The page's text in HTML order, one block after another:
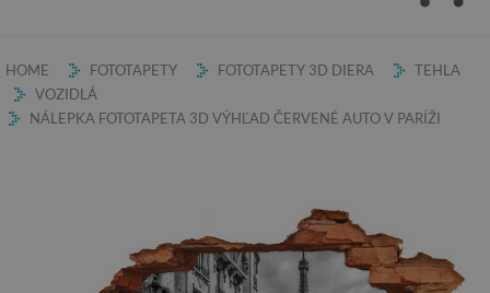
HOME FOTOTAPETY FOTOTAPETY 3D DIERA
TEHLA
VOZIDLÁ
NÁLEPKA FOTOTAPETA 3D VÝHĽAD ČERVENÉ AUTO V PARÍŽI